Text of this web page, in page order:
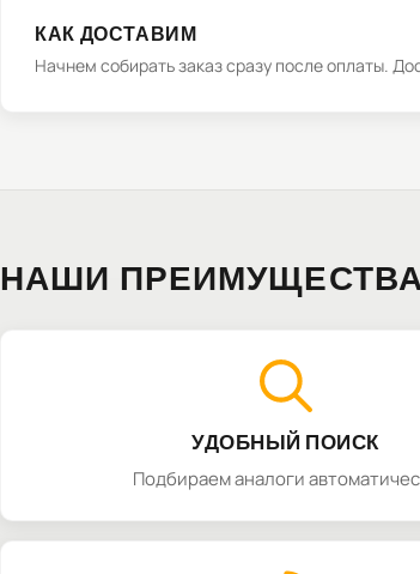
КАК ДОСТАВИМ
Начнем собирать заказ сразу после оплаты.
НАШИ ПРЕИМУЩЕСТВА
УДОБНЫЙ ПОИСК
Подбираем аналоги